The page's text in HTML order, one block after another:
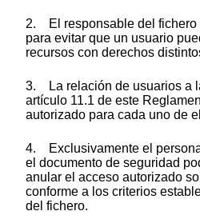
2. El responsable del fichero
para evitar que un usuario
recursos con derechos
3. La relación de usuarios a
artículo 11.1 de este
autorizado para cada uno de
4. Exclusivamente el
el documento de seguridad
anular el acceso autorizado
conforme a los criterios
del fichero.